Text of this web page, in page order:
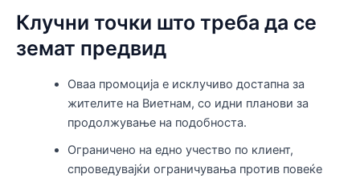
Клучни точки што треба да се
земат предвид
Оваа промоција е исклучиво достапна за
жителите на Виетнам, со идни планови за
продолжување на подобноста.
Ограничено на едно учество по клиент,
спроведувајќи ограничувања против повеќе